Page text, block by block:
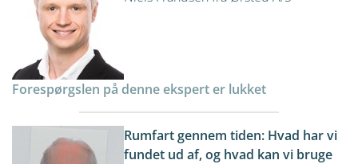
Forespørgslen på denne ekspert er lukket
Rumfart gennem tiden: Hvad har vi
fundet ud af, og hvad kan vi bruge